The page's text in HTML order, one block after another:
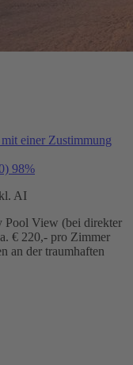
einer Zustimmung
98%
AI
Pool View (bei direkter
€ 220,- pro Zimmer
an der traumhaften